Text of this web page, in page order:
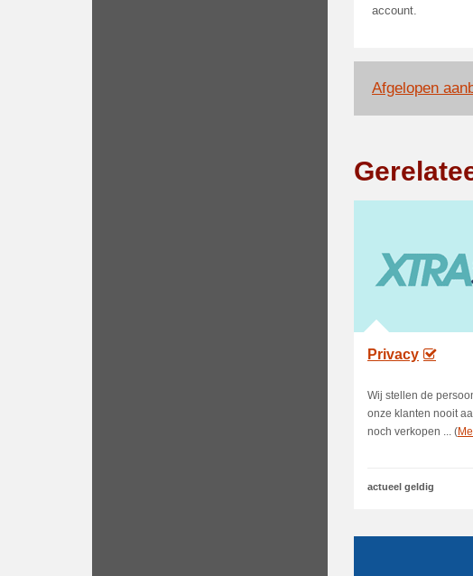
account.
Afgelopen
Privacy
Wij stellen de
onze klanten nooit
noch verkopen ... (
actueel geldig